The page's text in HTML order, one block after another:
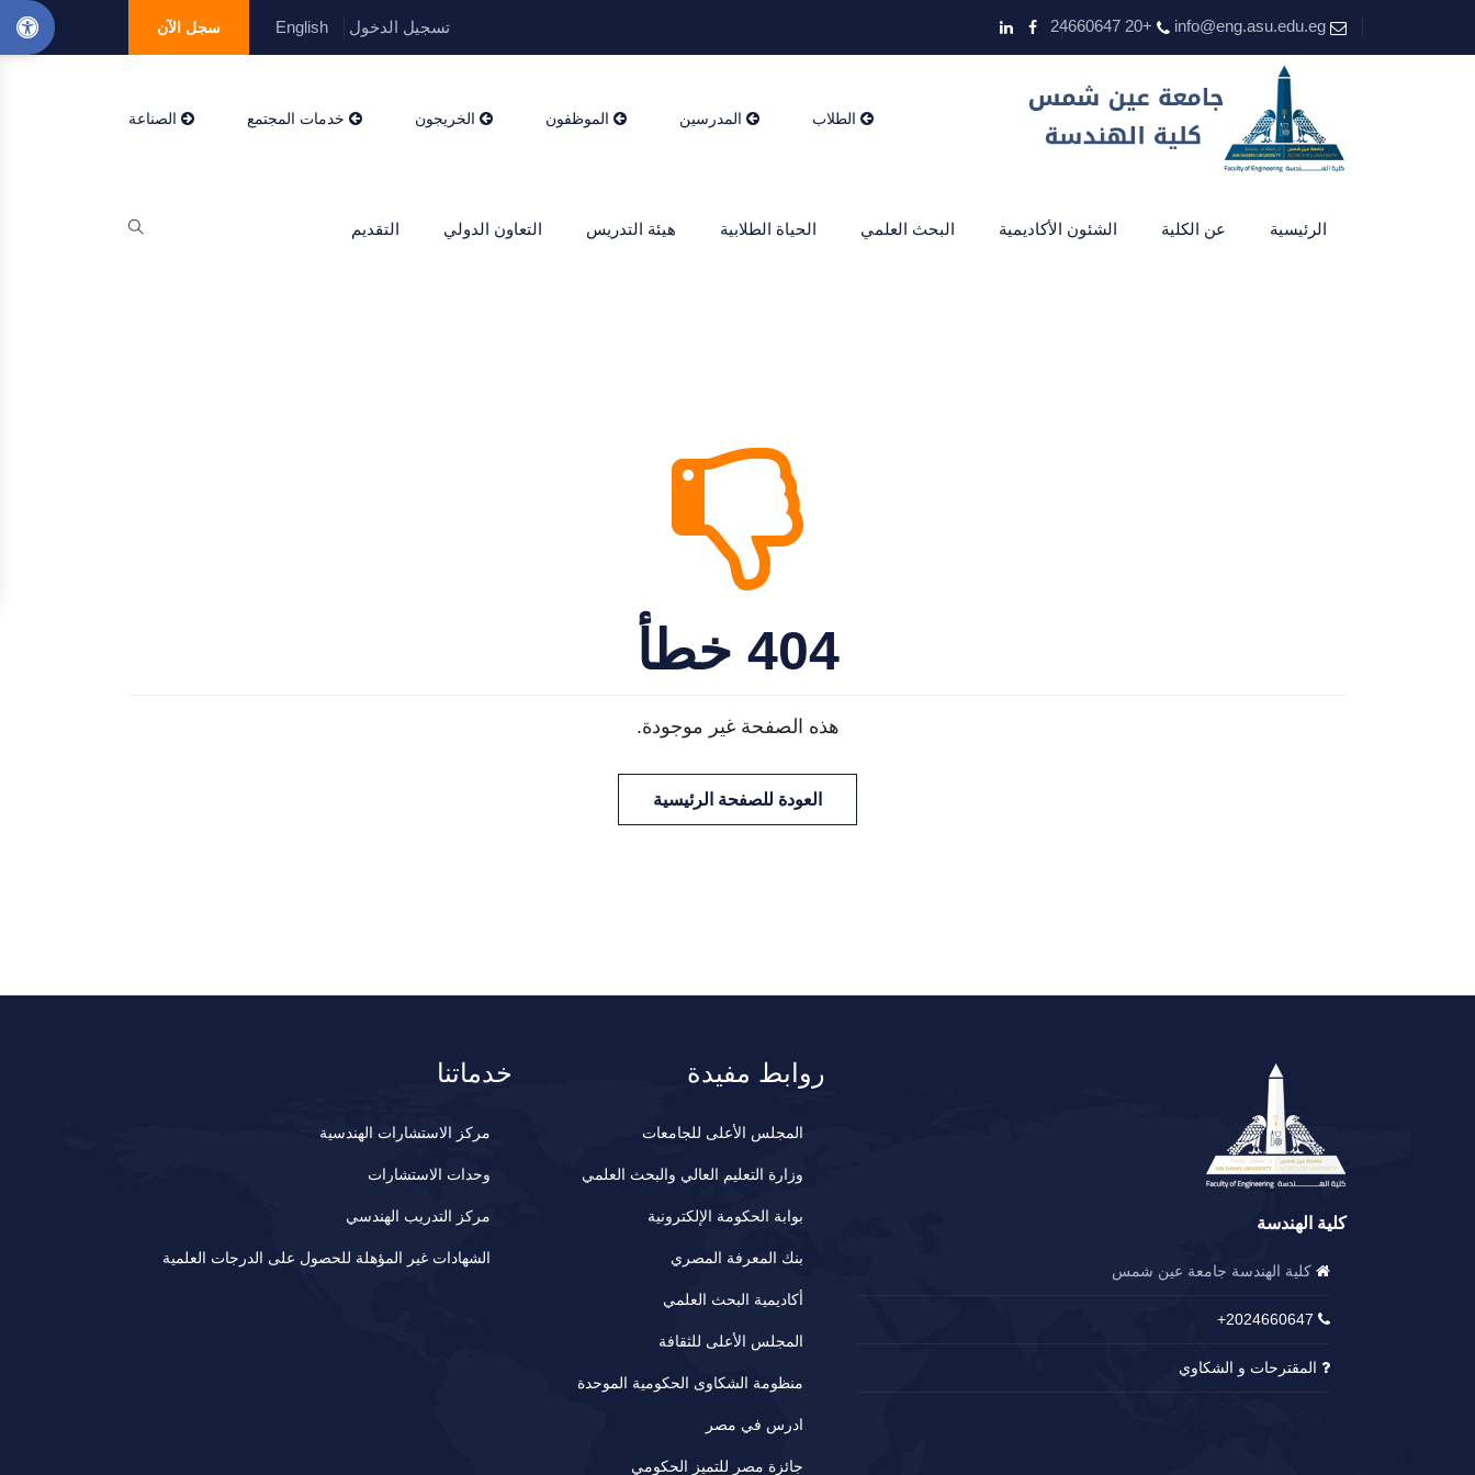
info@eng.asu.edu.eg
+20 24660647 تسجيل الدخول English سجل الآن
الطلاب المدرسين الموظفون الخريجون خدمات المجتمع الصناعة
الرئيسية عن الكلية الشئون الأكاديمية البحث العلمي الحياة الطلابية هيئة التدريس التعاون الدولي التقديم
404 خطأ
هذه الصفحة غير موجودة.
العودة للصفحة الرئيسية
كلية الهندسة
كلية الهندسة جامعة عين شمس
2024660647+
المقترحات و الشكاوي
روابط مفيدة
المجلس الأعلى للجامعات
وزارة التعليم العالي والبحث العلمي
بوابة الحكومة الإلكترونية
بنك المعرفة المصري
أكاديمية البحث العلمي
المجلس الأعلى للثقافة
منظومة الشكاوى الحكومية الموحدة
ادرس في مصر
جائزة مصر للتميز الحكومي
خدماتنا
مركز الاستشارات الهندسية
وحدات الاستشارات
مركز التدريب الهندسي
الشهادات غير المؤهلة للحصول على الدرجات العلمية